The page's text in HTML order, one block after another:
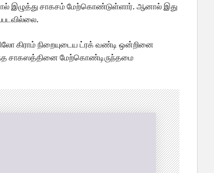
இழுத்து சாகசம் மேற்கொண்டுள்ளார். ஆனால் இது
கிராம் நிறையுடைய ட்ரக் வண்டி ஒன்றினை
சாகஸத்தினை மேற்கொண்டிருந்தமை